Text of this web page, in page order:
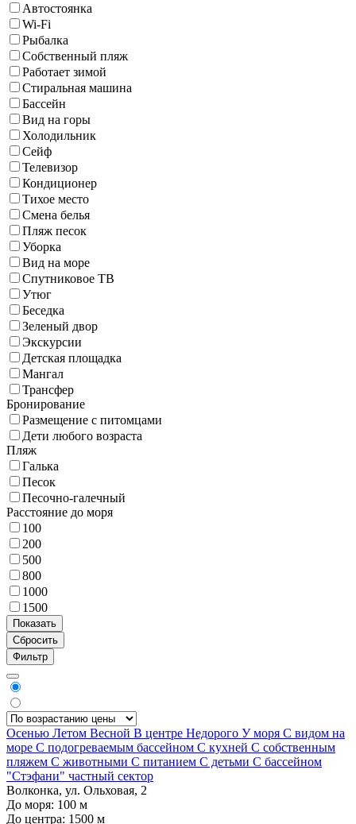
Автостоянка
Wi-Fi
Рыбалка
Собственный пляж
Работает зимой
Стиральная машина
Бассейн
Вид на горы
Холодильник
Сейф
Телевизор
Кондиционер
Тихое место
Смена белья
Пляж песок
Уборка
Вид на море
Спутниковое ТВ
Утюг
Беседка
Зеленый двор
Экскурсии
Детская площадка
Мангал
Трансфер
Бронирование
Размещение с питомцами
Дети любого возраста
Пляж
Галька
Песок
Песочно-галечный
Расстояние до моря
100
200
500
800
1000
1500
Фильтр
Осенью Летом Весной В центре Недорого У моря С видом на
море С подогреваемым бассейном С кухней С собственным
пляжем С животными С питанием С детьми С бассейном
"Стэфани" частный сектор
Волконка, ул. Ольховая, 2
До моря: 100 м
До центра: 1500 м